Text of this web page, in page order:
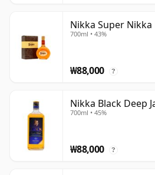
Nikka Super Nikka
700ml • 43%
₩88,000 ?
Nikka Black Deep
700ml • 45%
₩88,000 ?